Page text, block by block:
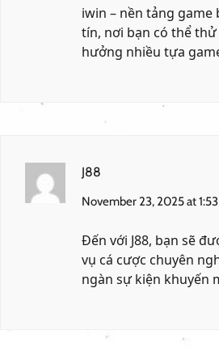
iwin – nền tảng
tín, nơi bạn có thể thử
hưởng nhiều tựa
J88
November 23, 2025 at
Đến với J88, bạn sẽ
vụ cá cược chuyên
ngàn sự kiện khuyến